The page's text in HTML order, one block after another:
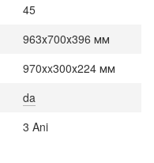
45
963х700х396 мм
970хx300х224 мм
da
3 Ani